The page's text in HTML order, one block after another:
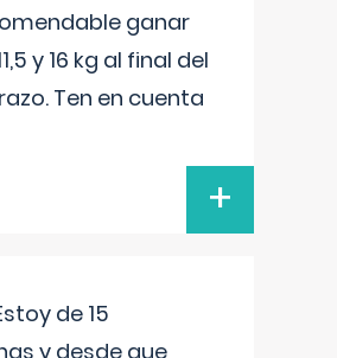
ganar
y 16 kg al final del
Ten en cuenta
+
de 15
y desde que